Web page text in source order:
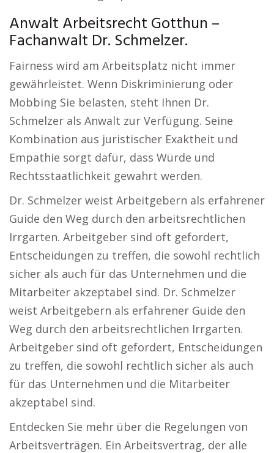
Anwalt Arbeitsrecht Gotthun –
Fachanwalt Dr. Schmelzer.
Fairness wird am Arbeitsplatz nicht immer
gewährleistet. Wenn Diskriminierung oder
Mobbing Sie belasten, steht Ihnen Dr.
Schmelzer als Anwalt zur Verfügung. Seine
Kombination aus juristischer Exaktheit und
Empathie sorgt dafür, dass Würde und
Rechtsstaatlichkeit gewahrt werden.
Dr. Schmelzer weist Arbeitgebern als erfahrener
Guide den Weg durch den arbeitsrechtlichen
Irrgarten. Arbeitgeber sind oft gefordert,
Entscheidungen zu treffen, die sowohl rechtlich
sicher als auch für das Unternehmen und die
Mitarbeiter akzeptabel sind. Dr. Schmelzer
weist Arbeitgebern als erfahrener Guide den
Weg durch den arbeitsrechtlichen Irrgarten.
Arbeitgeber sind oft gefordert, Entscheidungen
zu treffen, die sowohl rechtlich sicher als auch
für das Unternehmen und die Mitarbeiter
akzeptabel sind.
Entdecken Sie mehr über die Regelungen von
Arbeitsverträgen. Ein Arbeitsvertrag, der alle